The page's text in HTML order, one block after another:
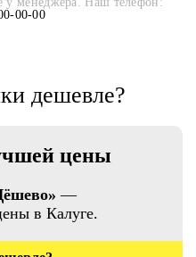
00-00
дешевле?
цены
—
в Калуге.